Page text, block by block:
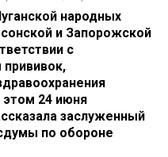
народных
и Запорожской
с
24 июня
заслуженный
по обороне